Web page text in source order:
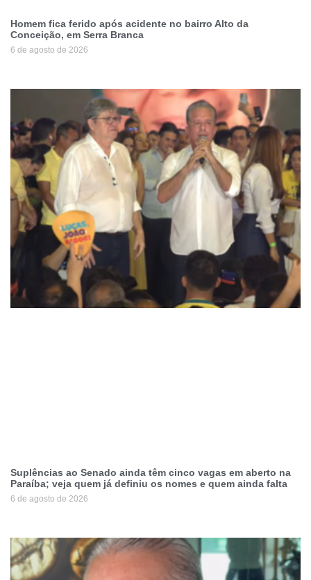
Homem fica ferido após acidente no bairro Alto da
Conceição, em Serra Branca
6 de agosto de 2026
Suplências ao Senado ainda têm cinco vagas em aberto na
Paraíba; veja quem já definiu os nomes e quem ainda falta
6 de agosto de 2026